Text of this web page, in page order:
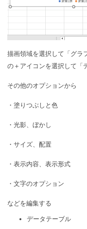
描画領域を選択して「グラ
の＋アイコンを選択して「
その他のオプションから
・塗りつぶしと色
・光影、ぼかし
・サイズ、配置
・表示内容、表示形式
・文字のオプション
などを編集する
データテーブル